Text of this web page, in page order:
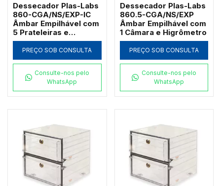
Dessecador Plas-Labs
860-CGA/NS/EXP-IC
Âmbar Empilhável com
5 Prateleiras e
Higrômetro
PREÇO SOB CONSULTA
Consulte-nos pelo
WhatsApp
Dessecador Plas-Labs
860.5-CGA/NS/EXP
Âmbar Empilhável com
1 Câmara e Higrômetro
PREÇO SOB CONSULTA
Consulte-nos pelo
WhatsApp